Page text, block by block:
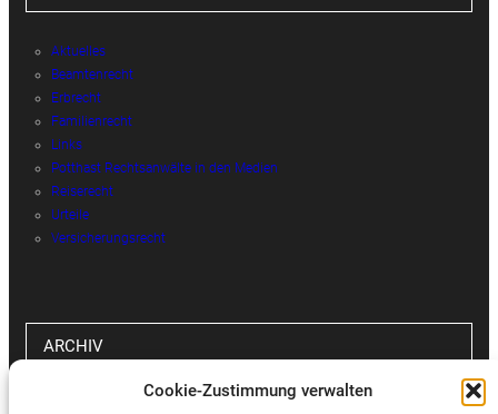
Cookie-Zustimmung verwalten
Aktuelles
Beamtenrecht
Erbrecht
Familienrecht
Links
Potthast Rechtsanwälte in den Medien
Reiserecht
Urteile
Versicherungsrecht
ARCHIV